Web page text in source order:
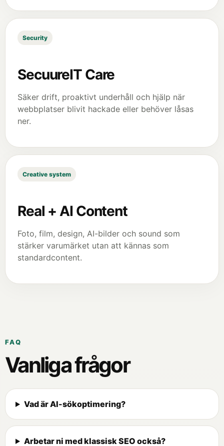
Security
SecuureIT Care
Säker drift, proaktivt underhåll och hjälp när
webbplatser blivit hackade eller behöver låsas
ner.
Creative system
Real + AI Content
Foto, film, design, AI-bilder och sound som
stärker varumärket utan att kännas som
standardcontent.
FAQ
Vanliga frågor
Vad är AI-sökoptimering?
Arbetar ni med klassisk SEO också?